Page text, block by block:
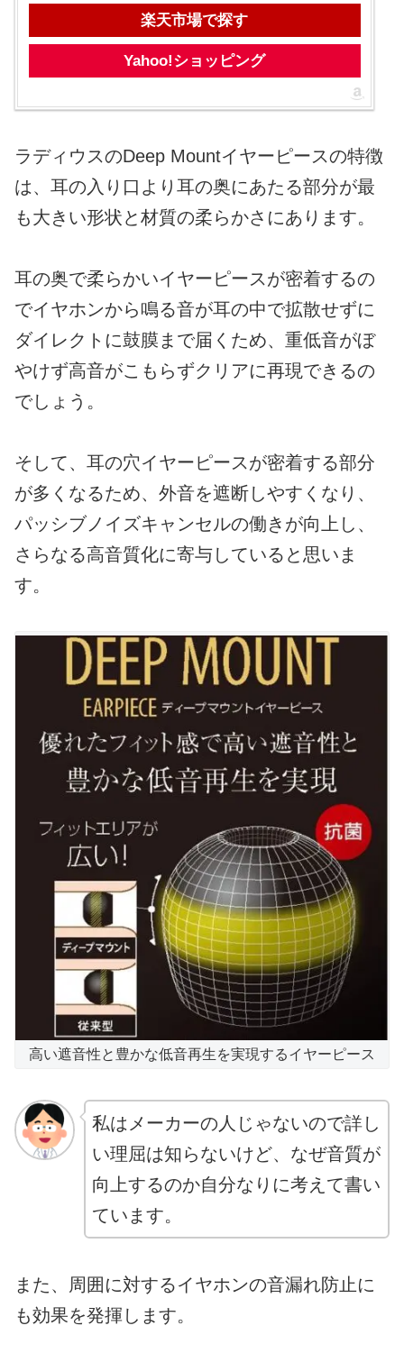
楽天市場で探す
Yahoo!ショッピング
ラディウスのDeep Mountイヤーピースの特徴
は、耳の入り口より耳の奥にあたる部分が最
も大きい形状と材質の柔らかさにあります。
耳の奥で柔らかいイヤーピースが密着するの
でイヤホンから鳴る音が耳の中で拡散せずに
ダイレクトに鼓膜まで届くため、重低音がぼ
やけず高音がこもらずクリアに再現できるの
でしょう。
そして、耳の穴イヤーピースが密着する部分
が多くなるため、外音を遮断しやすくなり、
パッシブノイズキャンセルの働きが向上し、
さらなる高音質化に寄与していると思いま
す。
高い遮音性と豊かな低音再生を実現するイヤーピース
私はメーカーの人じゃないので詳し
い理屈は知らないけど、なぜ音質が
向上するのか自分なりに考えて書い
ています。
また、周囲に対するイヤホンの音漏れ防止に
も効果を発揮します。